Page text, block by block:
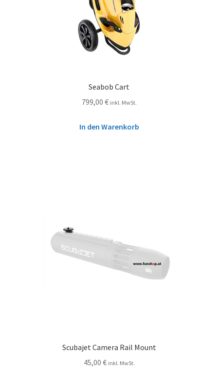
Seabob Cart
799,00 € inkl. MwSt.
In den Warenkorb
Scubajet Camera Rail Mount
45,00 € inkl. MwSt.